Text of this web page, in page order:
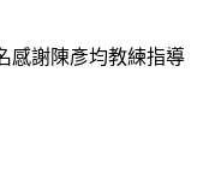
感謝陳彥均教練指導